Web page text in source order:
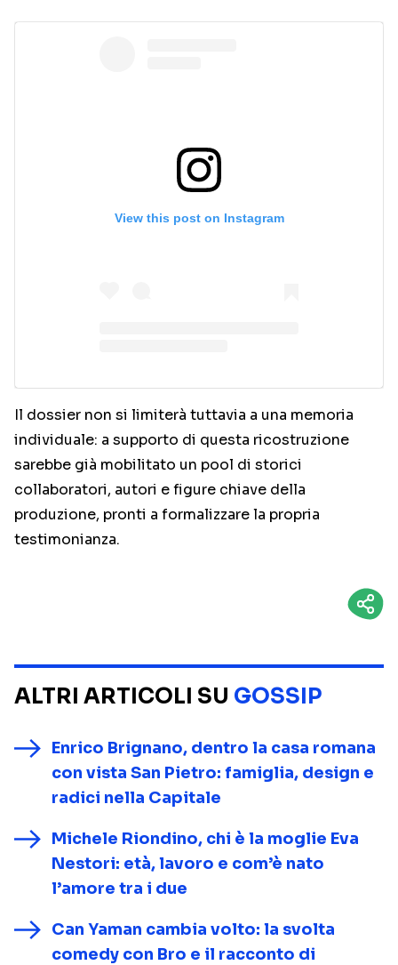
View this post on Instagram
Il dossier non si limiterà tuttavia a una memoria
individuale: a supporto di questa ricostruzione
sarebbe già mobilitato un pool di storici
collaboratori, autori e figure chiave della
produzione, pronti a formalizzare la propria
testimonianza.
ALTRI ARTICOLI SU GOSSIP
Enrico Brignano, dentro la casa romana
con vista San Pietro: famiglia, design e
radici nella Capitale
Michele Riondino, chi è la moglie Eva
Nestori: età, lavoro e com’è nato
l’amore tra i due
Can Yaman cambia volto: la svolta
comedy con Bro e il racconto di